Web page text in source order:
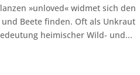
»unloved« widmet sich den
Beete finden. Oft als Unkraut
heimischer Wild- und...